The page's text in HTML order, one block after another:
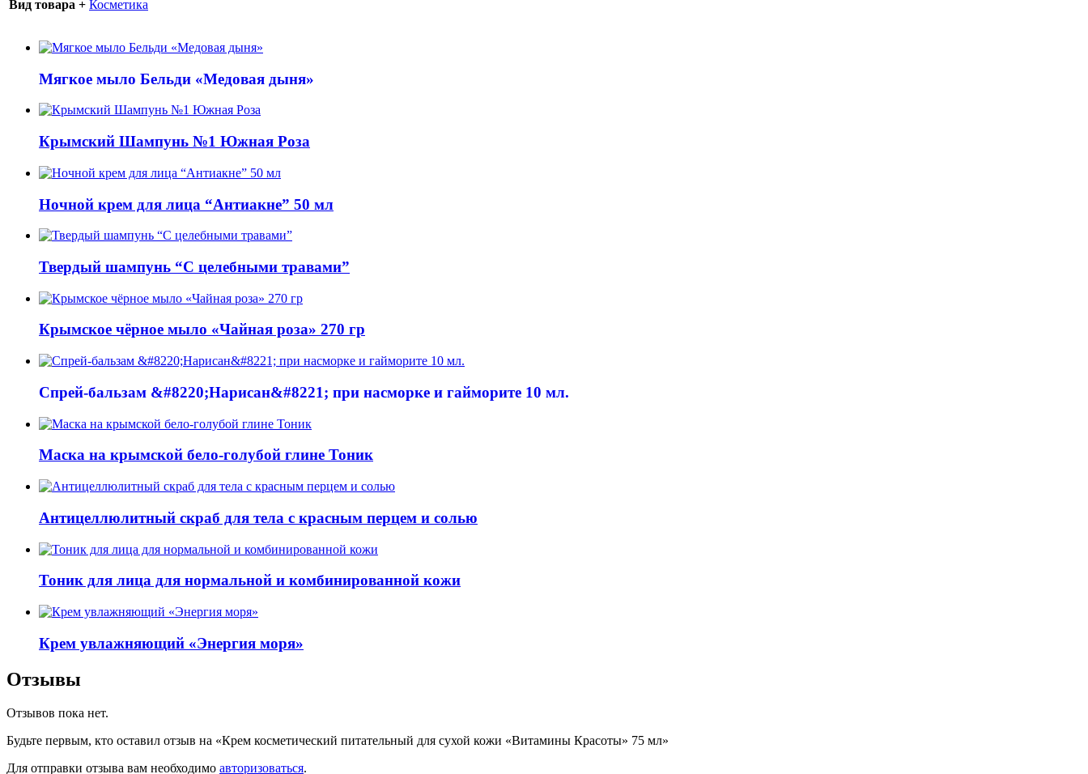
Вид товара + Косметика
Мягкое мыло Бельди «Медовая дыня»
Крымский Шампунь №1 Южная Роза
Ночной крем для лица “Антиакне” 50 мл
Твердый шампунь “С целебными травами”
Крымское чёрное мыло «Чайная роза» 270 гр
Спрей-бальзам &#8220;Нарисан&#8221; при насморке и гайморите 10 мл.
Маска на крымской бело-голубой глине Тоник
Антицеллюлитный скраб для тела с красным перцем и солью
Тоник для лица для нормальной и комбинированной кожи
Крем увлажняющий «Энергия моря»
Отзывы
Отзывов пока нет.
Будьте первым, кто оставил отзыв на «Крем косметический питательный для сухой кожи «Витамины Красоты» 75 мл»
Для отправки отзыва вам необходимо авторизоваться.